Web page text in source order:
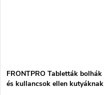
FRONTPRO Tabletták bolhák
és kullancsok ellen kutyáknak